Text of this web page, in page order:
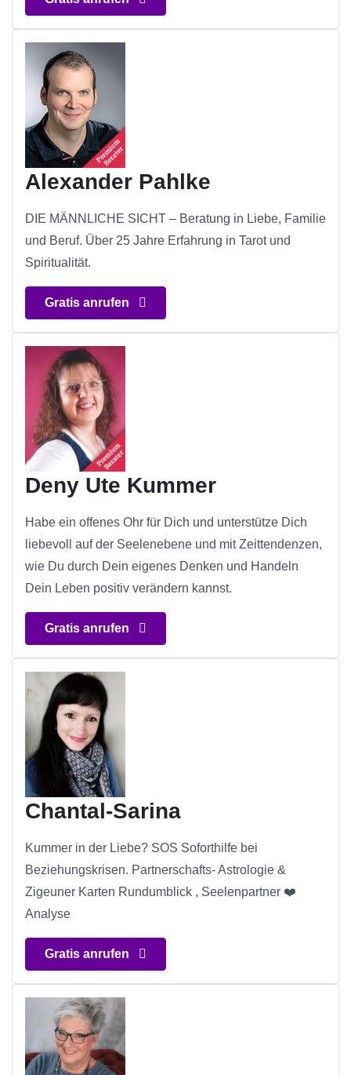
Alexander Pahlke
DIE MÄNNLICHE SICHT – Beratung in Liebe, Familie
und Beruf. Über 25 Jahre Erfahrung in Tarot und
Spiritualität.
Gratis anrufen
Deny Ute Kummer
Habe ein offenes Ohr für Dich und unterstütze Dich
liebevoll auf der Seelenebene und mit Zeittendenzen,
wie Du durch Dein eigenes Denken und Handeln
Dein Leben positiv verändern kannst.
Gratis anrufen
Chantal-Sarina
Kummer in der Liebe? SOS Soforthilfe bei
Beziehungskrisen. Partnerschafts- Astrologie &
Zigeuner Karten Rundumblick , Seelenpartner ❤️
Analyse
Gratis anrufen